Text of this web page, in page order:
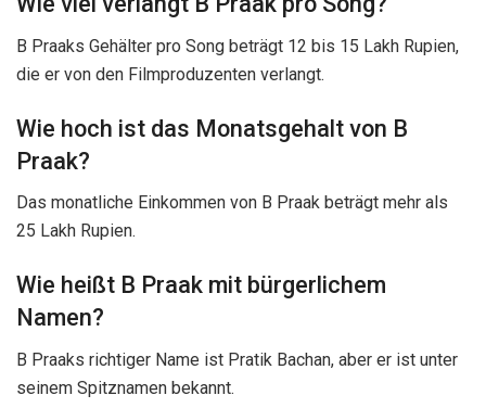
B Praaks Gehälter pro Song beträgt 12 bis 15 Lakh Rupien,
die er von den Filmproduzenten verlangt.
Wie hoch ist das Monatsgehalt von B
Praak?
Das monatliche Einkommen von B Praak beträgt mehr als
25 Lakh Rupien.
Wie heißt B Praak mit bürgerlichem
Namen?
B Praaks richtiger Name ist Pratik Bachan, aber er ist unter
seinem Spitznamen bekannt.